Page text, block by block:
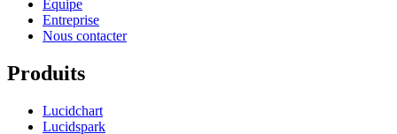
Équipe
Entreprise
Nous contacter
Produits
Lucidchart
Lucidspark